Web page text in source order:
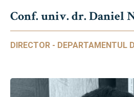
Conf. univ. dr. Daniel
DIRECTOR - DEPARTAMENTUL